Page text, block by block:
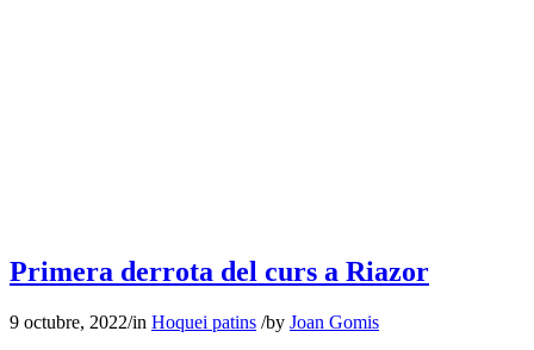
Primera derrota del curs a Riazor
9 octubre, 2022/in Hoquei patins /by Joan Gomis